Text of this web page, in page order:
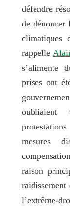
défendre
de dénoncer
climatiques
rappelle
s’alimente
prises ont
oubliaient
mesures
raison
l’extrême-